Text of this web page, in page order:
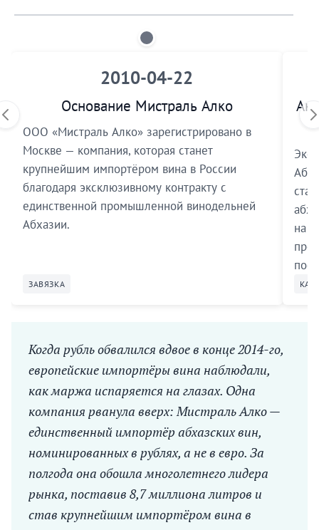
2010-04-22
Основание Мистраль Алко
ООО «Мистраль Алко» зарегистрировано в
Москве — компания, которая станет
крупнейшим импортёром вина в России
благодаря эксклюзивному контракту с
единственной промышленной винодельней
Абхазии.
ЗАВЯЗКА
на
Когда рубль обвалился вдвое в конце 2014-го,
европейские импортёры вина наблюдали,
как маржа испаряется на глазах. Одна
компания рванула вверх: Мистраль Алко —
единственный импортёр абхазских вин,
номинированных в рублях, а не в евро. За
полгода она обошла многолетнего лидера
рынка, поставив 8,7 миллиона литров и
став крупнейшим импортёром вина в